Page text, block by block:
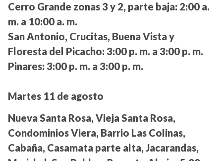
Cerro Grande zonas 3 y 2, parte baja: 2:00 a.
m. a 10:00 a. m.
San Antonio, Crucitas, Buena Vista y
Floresta del Picacho: 3:00 p. m. a 3:00 p. m.
Pinares: 3:00 p. m. a 3:00 p. m.
Martes 11 de agosto
Nueva Santa Rosa, Vieja Santa Rosa,
Condominios Viera, Barrio Las Colinas,
Cabaña, Casamata parte alta, Jacarandas,